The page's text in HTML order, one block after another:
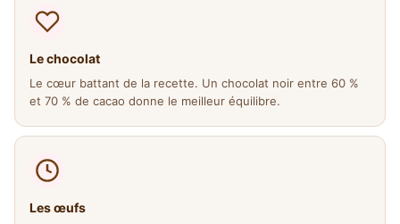
Le chocolat
Le cœur battant de la recette. Un chocolat noir entre 60 %
et 70 % de cacao donne le meilleur équilibre.
Les œufs